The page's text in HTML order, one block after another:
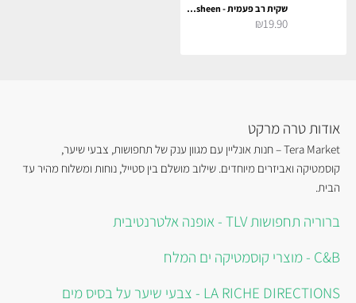
שקית רב פעמית - Pusheen
₪19.90
אודות טרה מרקט
Tera Market – חנות אונליין עם מגוון ענק של תחפושות, צבעי שיער,
קוסמטיקה ואביזרים מיוחדים. שילוב מושלם בין סטייל, נוחות ומשלוח מהיר עד
הבית.
ברוריה תחפושות TLV - אופנה אלטרנטיבית
C&B - מוצרי קוסמטיקה ים המלח
LA RICHE DIRECTIONS - צבעי שיער על בסיס מים